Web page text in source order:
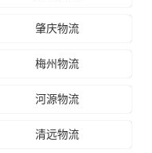
肇庆物流
梅州物流
河源物流
清远物流